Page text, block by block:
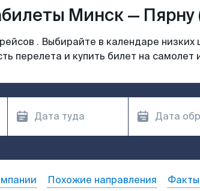
Минск — Пярну
. Выбирайте в календаре низких
перелета и купить билет на
Похожие направления Факты